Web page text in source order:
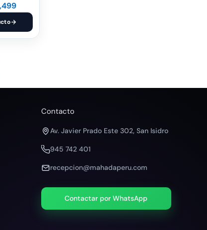
Contacto
Av. Javier Prado Este 302, San Isidro
945 742 401
recepcion@mahadaperu.com
Contactar por WhatsApp